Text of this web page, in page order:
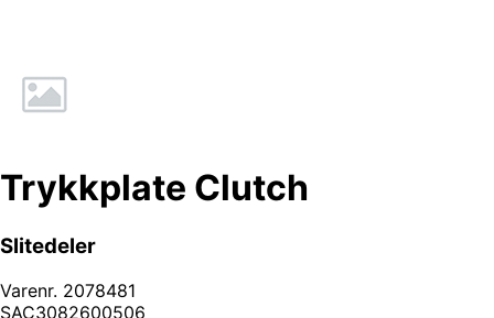
Trykkplate Clutch
Slitedeler
Varenr. 2078481
SAC3082600506